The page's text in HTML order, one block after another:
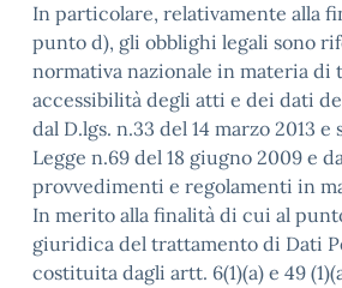
In particolare, relativamente alla
punto d), gli obblighi legali sono
normativa nazionale in materia di
accessibilità degli atti e dei dati
dal D.lgs. n.33 del 14 marzo 2013 e
Legge n.69 del 18 giugno 2009 e
provvedimenti e regolamenti in
In merito alla finalità di cui al
giuridica del trattamento di Dati
costituita dagli artt. 6(1)(a) e 49